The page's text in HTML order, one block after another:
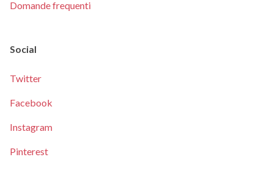
Domande frequenti
Social
Twitter
Facebook
Instagram
Pinterest